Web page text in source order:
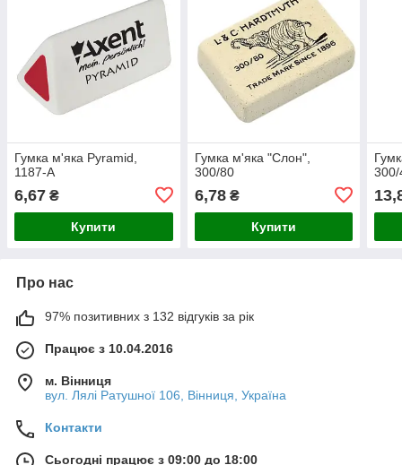
Гумка м'яка Pyramid,
1187-A
6,67 ₴
Купити
Гумка м'яка "Слон",
300/80
6,78₴
Купити
300/
Про нас
97% позитивних з 132 відгуків за рік
Працює з 10.04.2016
м. Вінниця
вул. Лялі Ратушної 106, Вінниця, Україна
Контакти
Сьогодні працює з 09:00 до 18:00